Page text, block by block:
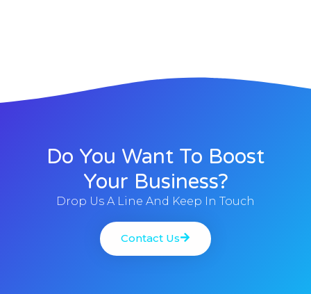
Do You Want To Boost
Your Business?
Drop Us A Line And Keep In Touch
Contact Us